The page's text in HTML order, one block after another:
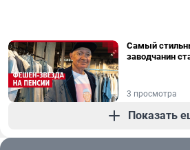
Самый
заводчанин
3 просмотра
Показать